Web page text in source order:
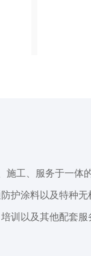
施⼯、服务于⼀体
护涂料以及特种
训以及其他配套服